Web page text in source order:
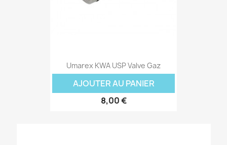
Umarex KWA USP Valve Gaz
AJOUTER AU PANIER
8,00 €